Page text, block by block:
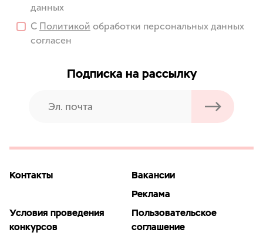
данных
С Политикой обработки персональных данных
согласен
Подписка на рассылку
Контакты
Вакансии
Реклама
Условия проведения
конкурсов
Пользовательское
соглашение